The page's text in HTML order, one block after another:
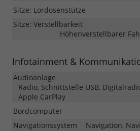
Sitze: Lordosenstütze
Sitze: Verstellbarkeit
Höhenverstellbarer
Infotainment &
Audioanlage
Radio, Schnittstelle USB,
Apple CarPlay
Bordcomputer
Navigationssystem
Navigation,